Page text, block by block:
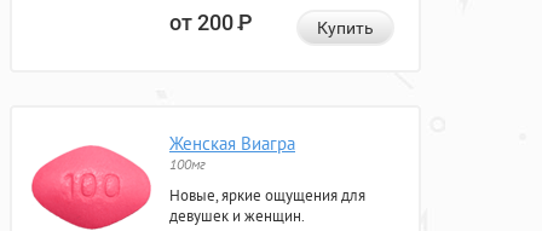
от 200Р Купить
Женская Виагра
100мг
Новые, яркие ощущения для
девушек и женщин.